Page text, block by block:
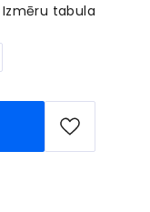
Izmēru tabula